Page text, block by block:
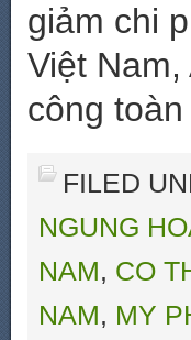
giảm chi
Việt
công toàn
FILED
NGUNG
NAM, CO
NAM, MY